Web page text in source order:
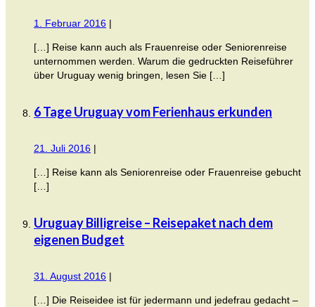
1. Februar 2016 |
[…] Reise kann auch als Frauenreise oder Seniorenreise
unternommen werden. Warum die gedruckten Reiseführer
über Uruguay wenig bringen, lesen Sie […]
6 Tage Uruguay vom Ferienhaus erkunden
21. Juli 2016 |
[…] Reise kann als Seniorenreise oder Frauenreise gebucht
[…]
Uruguay Billigreise – Reisepaket nach dem
eigenen Budget
31. August 2016 |
[…] Die Reiseidee ist für jedermann und jedefrau gedacht –